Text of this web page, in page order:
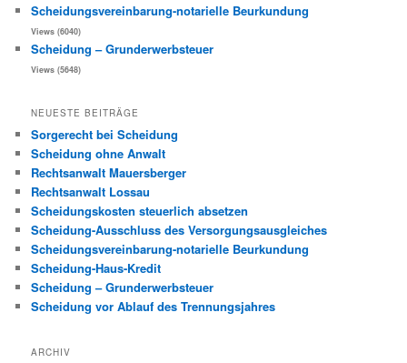
Scheidungsvereinbarung-notarielle Beurkundung
Views (6040)
Scheidung – Grunderwerbsteuer
Views (5648)
NEUESTE BEITRÄGE
Sorgerecht bei Scheidung
Scheidung ohne Anwalt
Rechtsanwalt Mauersberger
Rechtsanwalt Lossau
Scheidungskosten steuerlich absetzen
Scheidung-Ausschluss des Versorgungsausgleiches
Scheidungsvereinbarung-notarielle Beurkundung
Scheidung-Haus-Kredit
Scheidung – Grunderwerbsteuer
Scheidung vor Ablauf des Trennungsjahres
ARCHIV